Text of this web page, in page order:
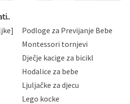
koju možete pročitati ovdje i
primjenu odgovarajućih tehničkih i
osobnih podataka od
zlouporabe, otkrivanja,
Mae.hr štiti privatnost svojih
web stranica, čuva povjerljivost
te omogućava pristup i
podataka samo onim svojim
su isti potrebni radi provedbe
Podloge za Previjanje Bebe
Montessori tornjevi
Dječje kacige za bicikl
Hodalice za bebe
Ljuljačke za djecu
Lego kocke